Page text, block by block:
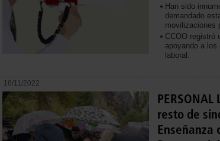
Han sido
demandado
movilizaciones
CCOO registró
apoyando a los
laboral.
18/11/2022
PERSONAL
resto de
Enseñanza